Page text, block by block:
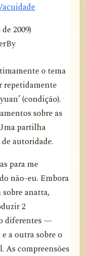
2009)
o tema
repetidamente
(condição).
sobre as
partilha
autoridade.
para me
não-eu. Embora
anatta,
2
diferentes —
a outra sobre o
As compreensões